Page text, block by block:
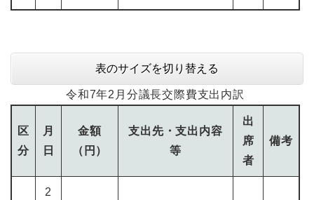
表のサイズを切り替える
令和7年2月分議長交際費支出内訳
区
分
月
日
金額
（円）
支出先・支出内容
等
出
席
者
備考
2